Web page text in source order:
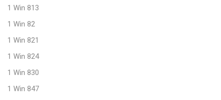
1 Win 813
1 Win 82
1 Win 821
1 Win 824
1 Win 830
1 Win 847